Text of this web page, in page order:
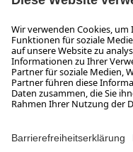
Infos zum